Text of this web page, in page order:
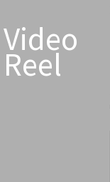
Video
Reel